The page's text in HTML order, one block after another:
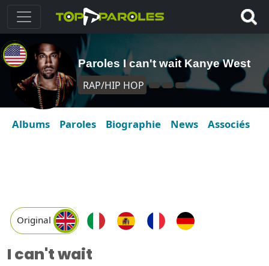
Paroles I can't wait Kanye West
RAP/HIP HOP
Albums Paroles Biographie News Associés
Original
I can't wait